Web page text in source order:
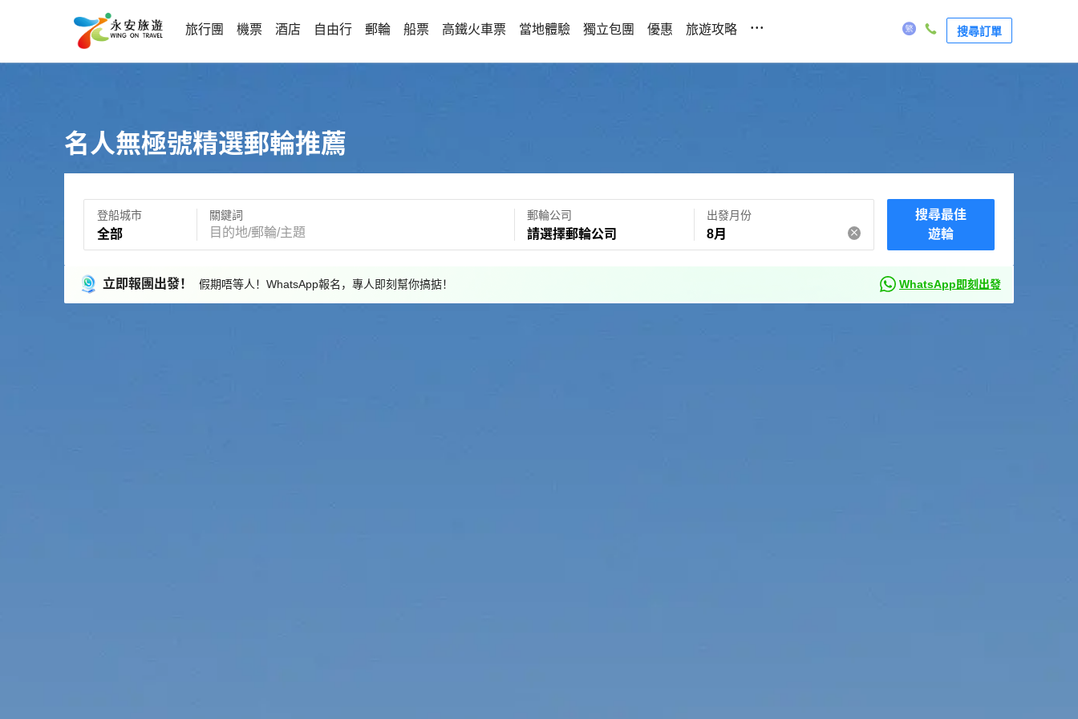
旅行團 機票 酒店 自由行 郵輪 船票 高鐵火車票 當地體驗 獨立包團 優惠 旅遊攻略 ... 搜尋訂單
名人無極號精選郵輪推薦
登船城市
全部
關鍵詞 郵輪公司
請選擇郵輪公司
出發月份
8月
搜尋最佳
遊輪
立即報團出發！ 假期唔等人！WhatsApp報名，專人即刻幫你搞掂！ WhatsApp即刻出發